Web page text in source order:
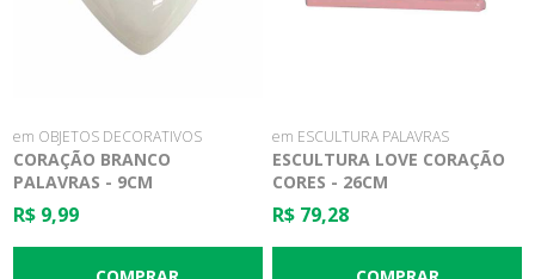
em OBJETOS DECORATIVOS
CORAÇÃO BRANCO
PALAVRAS - 9CM
R$ 9,99
em ESCULTURA PALAVRAS
ESCULTURA LOVE CORAÇÃO
CORES - 26CM
R$ 79,28